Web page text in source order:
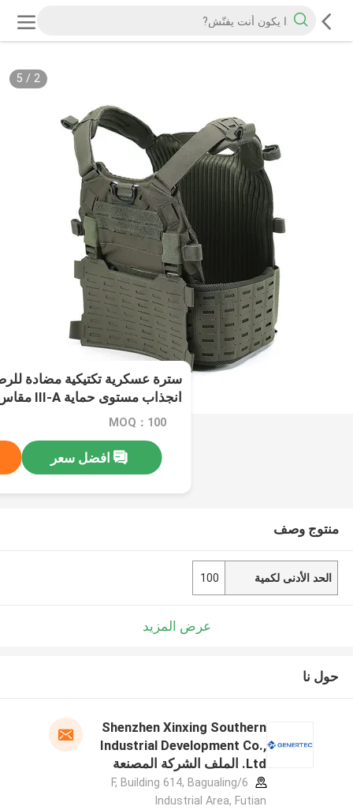
2
/
5
سترة عسكرية تكتيكية مضادة
انجذاب مستوى حماية III-A مقاس متوسط
MOQ：100
افضل سعر
منتوج وصف
الحد الأدنى لكمية 100
عرض المزيد
حول نا
Shenzhen Xinxing Southern
Industrial Development Co.,
Ltd. الملف الشركة المصنعة
6/F, Building 614, Bagualing
Industrial Area, Futian